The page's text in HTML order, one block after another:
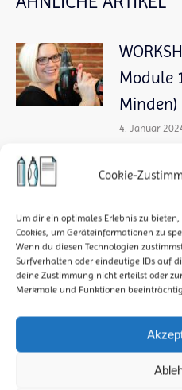
Cookie-
Um dir ein optimales Erlebnis zu
Cookies, um Geräteinformationen zu
Wenn du diesen Technologien
Surfverhalten oder eindeutige IDs auf
deine Zustimmung nicht erteilst oder
Merkmale und Funktionen
Module
Minden)
4. Januar
(04.11.-
26. Dezember